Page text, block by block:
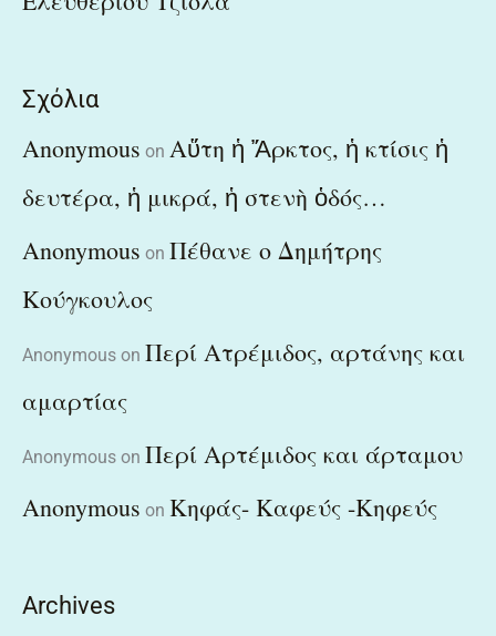
Σχόλια
Anonymous on Αὕτη ἡ Ἄρκτος, ἡ κτίσις ἡ
δευτέρα, ἡ μικρά, ἡ στενὴ ὁδός…
Anonymous on Πέθανε ο Δημήτρης
Κούγκουλος
Anonymous on Περί Ατρέμιδος, αρτάνης και
αμαρτίας
Anonymous on Περί Αρτέμιδος και άρταμου
Anonymous on Κηφάς- Καφεύς -Κηφεύς
Archives